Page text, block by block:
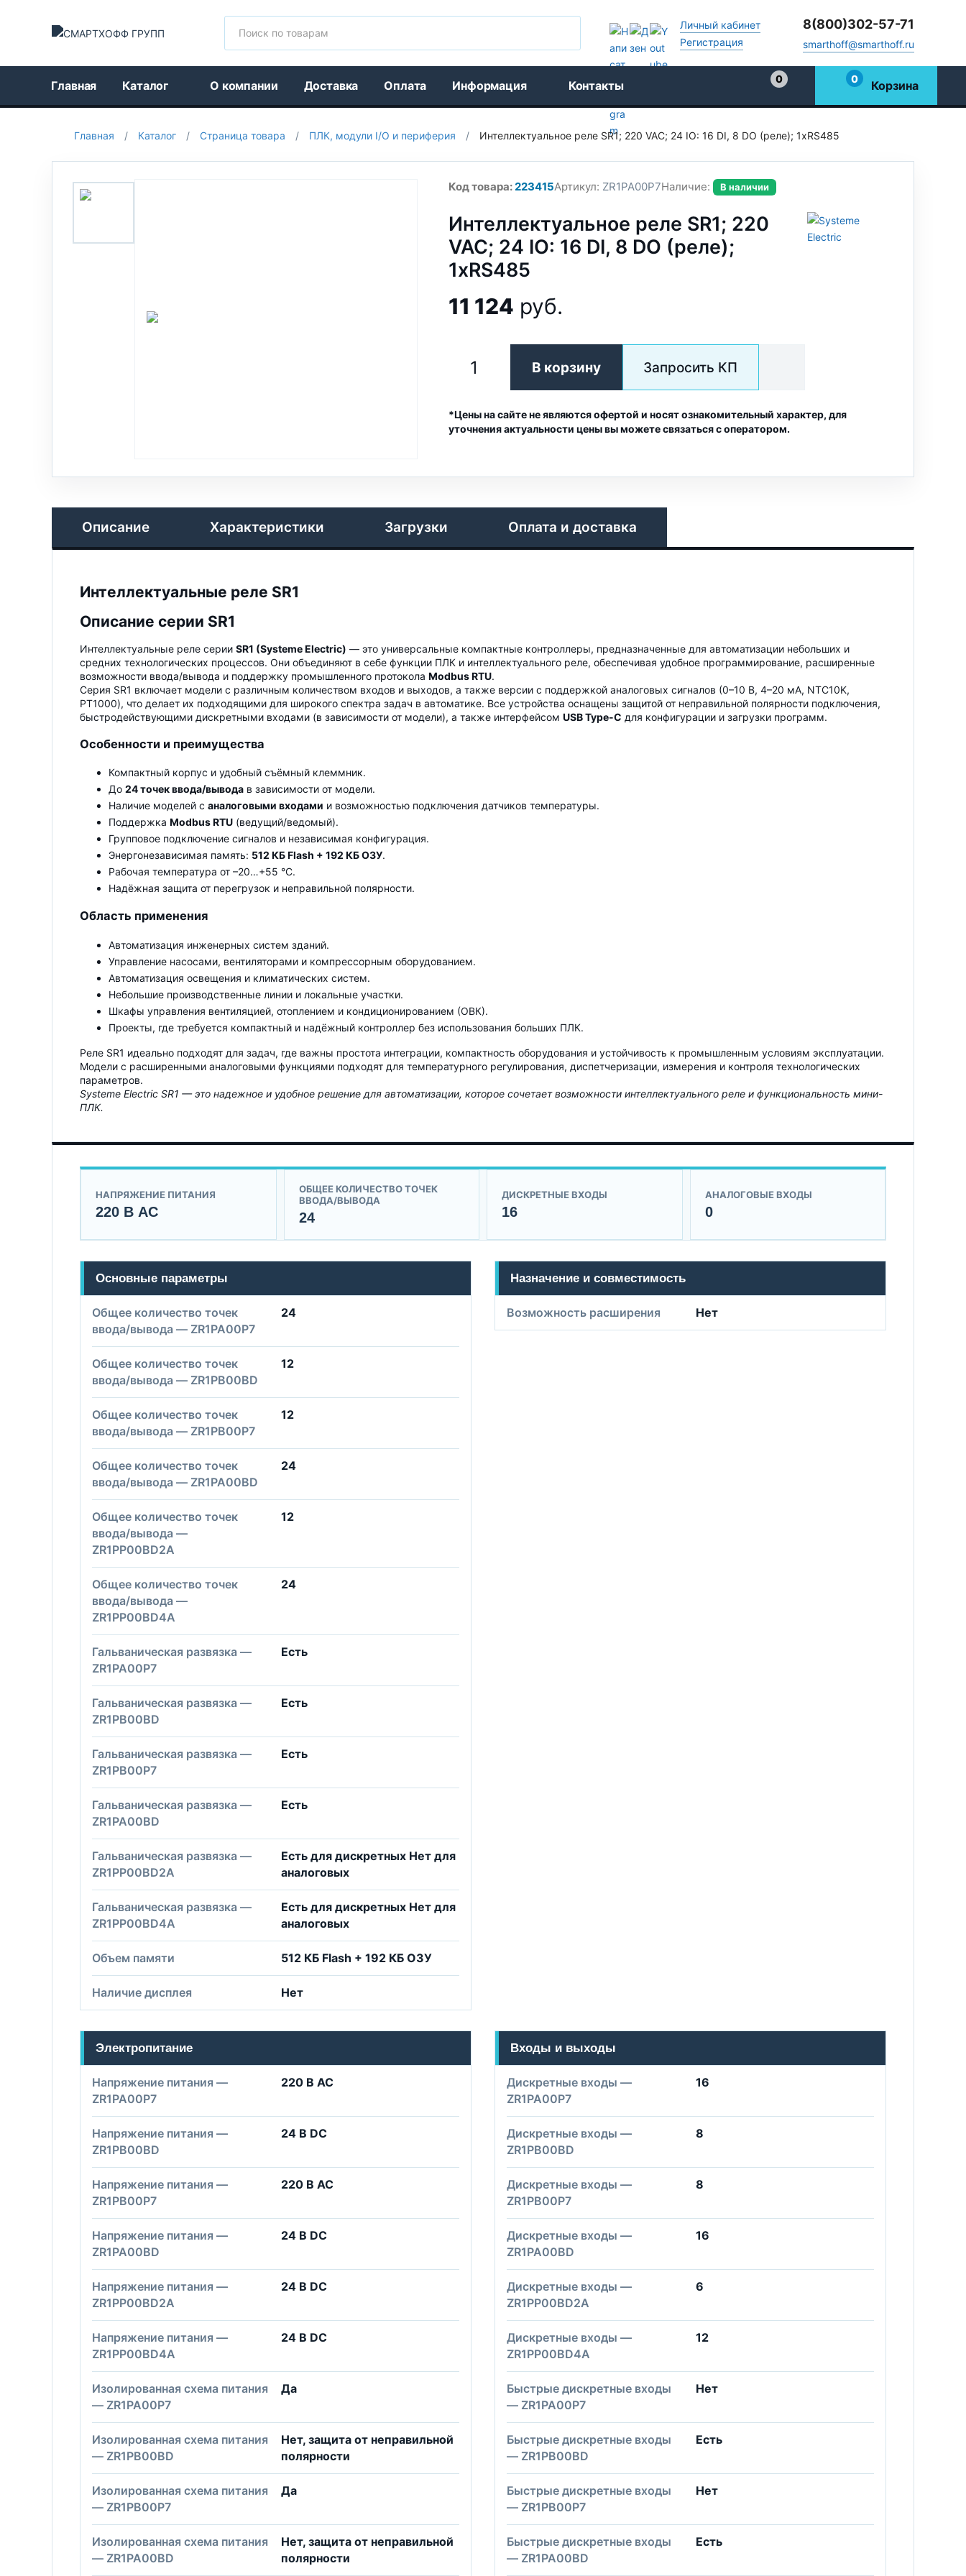
Личный кабинет
Регистрация
8(800)302-57-71
smarthoff@smarthoff.ru
Главная Каталог О компании Доставка Оплата Информация Контакты
0
0 Корзина
Главная / Каталог / Страница товара / ПЛК, модули I/O и периферия / Интеллектуальное реле SR1; 220 VAC; 24 IO: 16 DI, 8 DO (реле); 1xRS485
Код товара:223415Артикул: ZR1PA00P7Наличие: В наличии
Интеллектуальное реле SR1; 220
VAC; 24 IO: 16 DI, 8 DO (реле);
1xRS485
11 124 руб.
В корзину Запросить КП
*Цены на сайте не являются офертой и носят ознакомительный характер, для
уточнения актуальности цены вы можете связаться с оператором.
Описание Характеристики Загрузки Оплата и доставка
Интеллектуальные реле SR1
Описание серии SR1
Интеллектуальные реле серии SR1 (Systeme Electric) — это универсальные компактные контроллеры, предназначенные для автоматизации небольших и
средних технологических процессов. Они объединяют в себе функции ПЛК и интеллектуального реле, обеспечивая удобное программирование, расширенные
возможности ввода/вывода и поддержку промышленного протокола Modbus RTU.
Серия SR1 включает модели с различным количеством входов и выходов, а также версии с поддержкой аналоговых сигналов (0–10 В, 4–20 мА, NTC10K,
PT1000), что делает их подходящими для широкого спектра задач в автоматике. Все устройства оснащены защитой от неправильной полярности подключения,
быстродействующими дискретными входами (в зависимости от модели), а также интерфейсом USB Type-C для конфигурации и загрузки программ.
Особенности и преимущества
Компактный корпус и удобный съёмный клеммник.
До 24 точек ввода/вывода в зависимости от модели.
Наличие моделей с аналоговыми входами и возможностью подключения датчиков температуры.
Поддержка Modbus RTU (ведущий/ведомый).
Групповое подключение сигналов и независимая конфигурация.
Энергонезависимая память: 512 КБ Flash + 192 КБ ОЗУ.
Рабочая температура от –20…+55 °C.
Надёжная защита от перегрузок и неправильной полярности.
Область применения
Автоматизация инженерных систем зданий.
Управление насосами, вентиляторами и компрессорным оборудованием.
Автоматизация освещения и климатических систем.
Небольшие производственные линии и локальные участки.
Шкафы управления вентиляцией, отоплением и кондиционированием (ОВК).
Проекты, где требуется компактный и надёжный контроллер без использования больших ПЛК.
Реле SR1 идеально подходят для задач, где важны простота интеграции, компактность оборудования и устойчивость к промышленным условиям эксплуатации.
Модели с расширенными аналоговыми функциями подходят для температурного регулирования, диспетчеризации, измерения и контроля технологических
параметров.
Systeme Electric SR1 — это надежное и удобное решение для автоматизации, которое сочетает возможности интеллектуального реле и функциональность мини-
ПЛК.
НАПРЯЖЕНИЕ ПИТАНИЯ
220 В AC
ОБЩЕЕ КОЛИЧЕСТВО ТОЧЕК
ВВОДА/ВЫВОДА
24
ДИСКРЕТНЫЕ ВХОДЫ
16
АНАЛОГОВЫЕ ВХОДЫ
0
Основные параметры
Общее количество точек
ввода/вывода — ZR1PA00P7
24
Общее количество точек
ввода/вывода — ZR1PB00BD
12
Общее количество точек
ввода/вывода — ZR1PB00P7
12
Общее количество точек
ввода/вывода — ZR1PA00BD
24
Общее количество точек
ввода/вывода —
ZR1PP00BD2A
12
Общее количество точек
ввода/вывода —
ZR1PP00BD4A
24
Гальваническая развязка —
ZR1PA00P7
Есть
Гальваническая развязка —
ZR1PB00BD
Есть
Гальваническая развязка —
ZR1PB00P7
Есть
Гальваническая развязка —
ZR1PA00BD
Есть
Гальваническая развязка —
ZR1PP00BD2A
Есть для дискретных Нет для
аналоговых
Гальваническая развязка —
ZR1PP00BD4A
Есть для дискретных Нет для
аналоговых
Объем памяти 512 КБ Flash + 192 КБ ОЗУ
Наличие дисплея Нет
Назначение и совместимость
Возможность расширения Нет
Электропитание
Напряжение питания —
ZR1PA00P7
220 В AC
Напряжение питания —
ZR1PB00BD
24 В DC
Напряжение питания —
ZR1PB00P7
220 В AC
Напряжение питания —
ZR1PA00BD
24 В DC
Напряжение питания —
ZR1PP00BD2A
24 В DC
Напряжение питания —
ZR1PP00BD4A
24 В DC
Изолированная схема питания
— ZR1PA00P7
Да
Изолированная схема питания
— ZR1PB00BD
Нет, защита от неправильной
полярности
Изолированная схема питания
— ZR1PB00P7
Да
Изолированная схема питания
— ZR1PA00BD
Нет, защита от неправильной
полярности
Входы и выходы
Дискретные входы —
ZR1PA00P7
16
Дискретные входы —
ZR1PB00BD
8
Дискретные входы —
ZR1PB00P7
8
Дискретные входы —
ZR1PA00BD
16
Дискретные входы —
ZR1PP00BD2A
6
Дискретные входы —
ZR1PP00BD4A
12
Быстрые дискретные входы
— ZR1PA00P7
Нет
Быстрые дискретные входы
— ZR1PB00BD
Есть
Быстрые дискретные входы
— ZR1PB00P7
Нет
Быстрые дискретные входы
— ZR1PA00BD
Есть